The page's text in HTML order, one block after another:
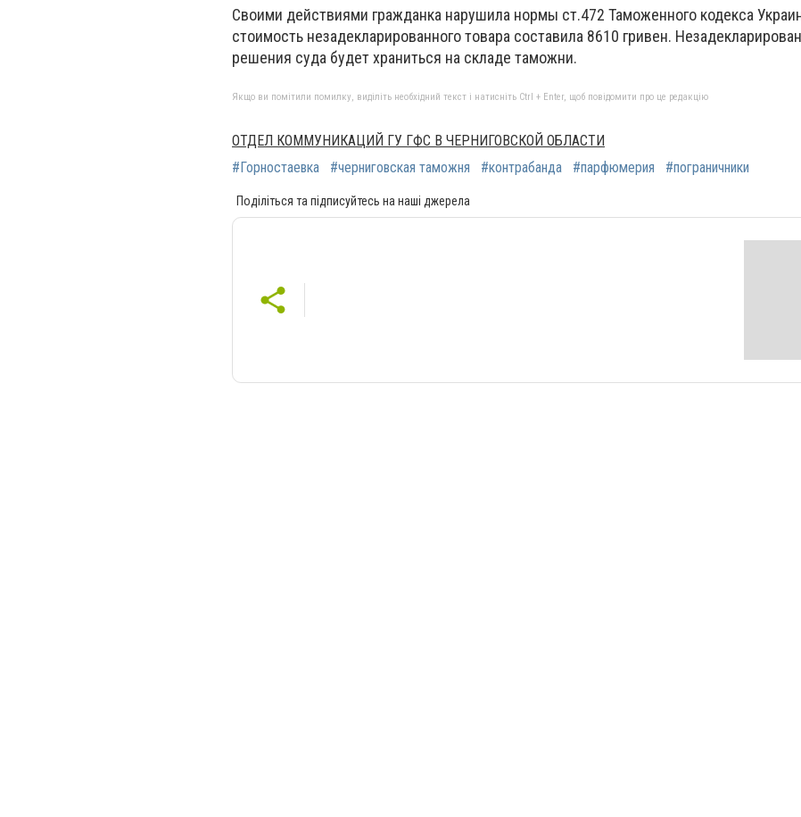
Своими действиями гражданка нарушила нормы ст.472 Таможенного кодекса
стоимость незадекларированного товара составила 8610 гривен.
решения суда будет храниться на складе таможни.
Якщо ви помітили помилку, виділіть необхідний текст і натисніть Ctrl + Enter, щоб повідомити про це редакцію
ОТДЕЛ КОММУНИКАЦИЙ ГУ ГФС В ЧЕРНИГОВСКОЙ ОБЛАСТИ
#Горностаевка
#черниговская таможня #контрабанда #парфюмерия #пограничники
Поділіться та підписуйтесь на наші джерела